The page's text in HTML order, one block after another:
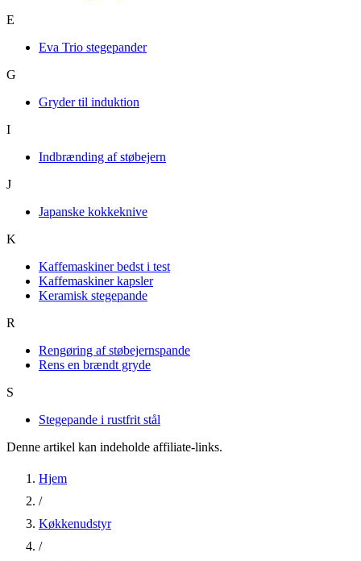
E
Eva Trio stegepander
G
Gryder til induktion
I
Indbrænding af støbejern
J
Japanske kokkeknive
K
Kaffemaskiner bedst i test
Kaffemaskiner kapsler
Keramisk stegepande
R
Rengøring af støbejernspande
Rens en brændt gryde
S
Stegepande i rustfrit stål
Denne artikel kan indeholde affiliate-links.
Hjem
/
Køkkenudstyr
/